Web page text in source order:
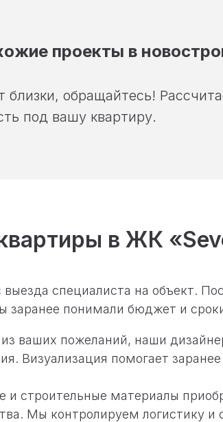
проекты в
обращайтесь!
под вашу квартиру.
в ЖК
специалиста на объект.
заранее понимали бюджет и
ваших пожеланий, наши
Визуализация помогает
и строительные материалы
Мы контролируем логистику